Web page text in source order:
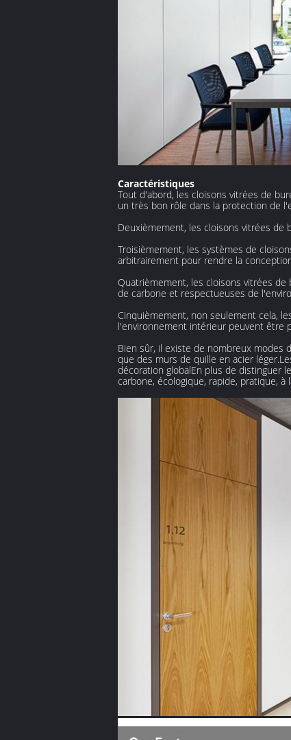
Caractéristiques
Tout d'abord, les cloisons vitrées de
un très bon rôle dans la protection de
Deuxièmement, les cloisons vitrées
Troisièmement, les systèmes de
arbitrairement pour rendre la
Quatrièmement, les cloisons vitrées
de carbone et respectueuses de
Cinquièmement, non seulement cela,
l'environnement intérieur peuvent être
Bien sûr, il existe de nombreux modes
que des murs de quille en acier
décoration globalEn plus de distinguer
carbone, écologique, rapide, pratique,